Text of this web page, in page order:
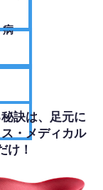
病
訣は、足元に
・メディカル
け！